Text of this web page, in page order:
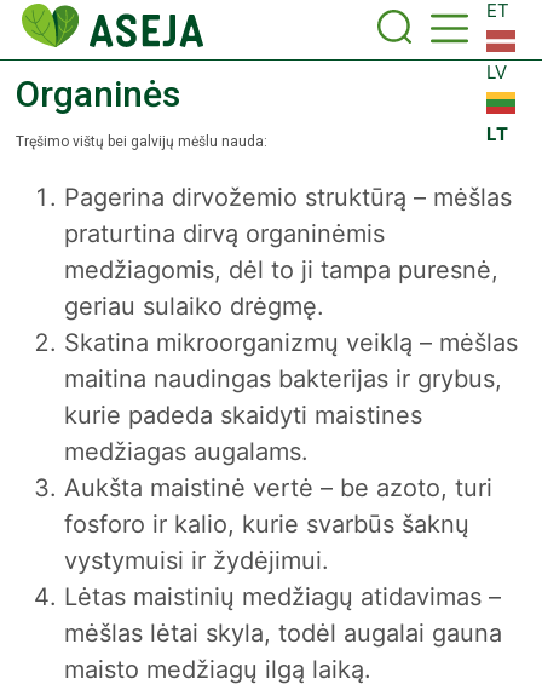
ET
LV
LT
Organinės
Tręšimo vištų bei galvijų mėšlu nauda:
Pagerina dirvožemio struktūrą – mėšlas
praturtina dirvą organinėmis
medžiagomis, dėl to ji tampa puresnė,
geriau sulaiko drėgmę.
Skatina mikroorganizmų veiklą – mėšlas
maitina naudingas bakterijas ir grybus,
kurie padeda skaidyti maistines
medžiagas augalams.
Aukšta maistinė vertė – be azoto, turi
fosforo ir kalio, kurie svarbūs šaknų
vystymuisi ir žydėjimui.
Lėtas maistinių medžiagų atidavimas –
mėšlas lėtai skyla, todėl augalai gauna
maisto medžiagų ilgą laiką.